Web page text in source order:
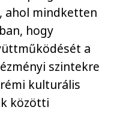
ahol mindketten
hogy
a
szintekre
kulturális
közötti